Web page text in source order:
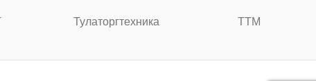
Тулаторгтехника ТТМ